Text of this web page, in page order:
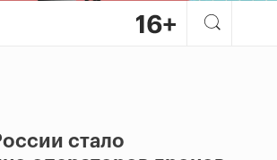
стало